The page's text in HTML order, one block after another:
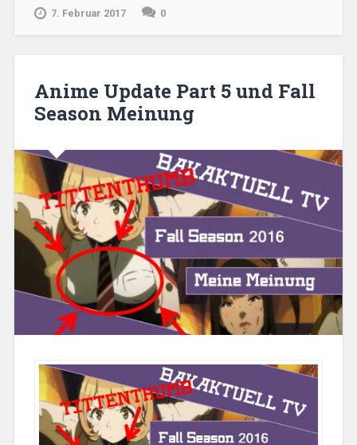
Milky
Milky
Holmes“
7. Februar 2017 0
Anime Update Part 5 und Fall
Season Meinung